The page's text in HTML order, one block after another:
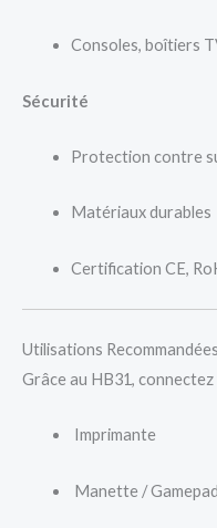
Consoles, boîtiers
Sécurité
Protection contre
Matériaux durables
Certification CE,
Utilisations Recommandées
Grâce au HB31,
Imprimante
Manette / Gamepad